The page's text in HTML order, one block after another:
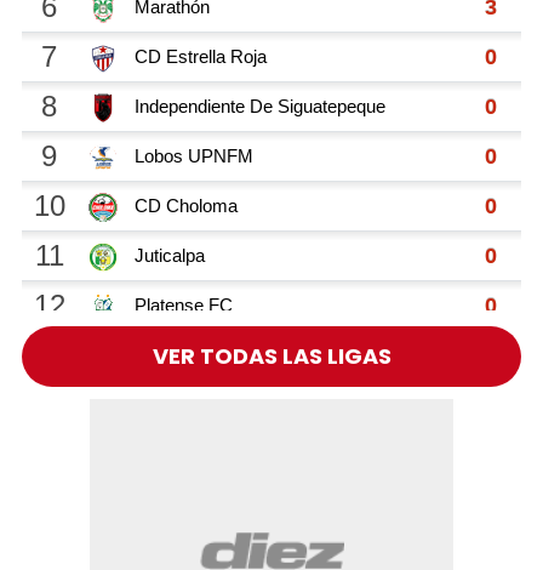
VER TODAS LAS LIGAS